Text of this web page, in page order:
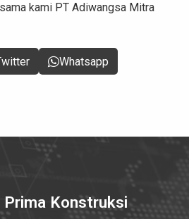
kami PT Adiwangsa Mitra
Whatsapp
Prima Konstruksi